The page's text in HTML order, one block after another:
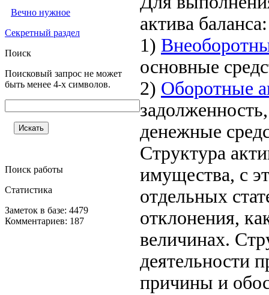
Вечно нужное
Секретный раздел
Поиск
Поисковый запрос не может
быть менее 4-х символов.
Поиск работы
Статистика
Заметок в базе: 4479
Комментариев: 187
актива баланса:
1)
основные
2) Оборотные
денежные
Структура
имущества, с
отдельных
отклонения,
величинах.
деятельности
причины и